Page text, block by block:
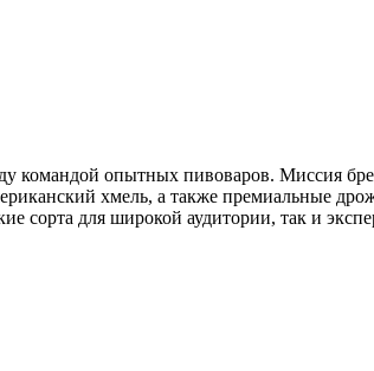
командой опытных пивоваров. Миссия
хмель, а также премиальные
сорта для широкой аудитории, так и